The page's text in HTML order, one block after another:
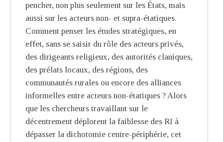
pencher, non plus seulement sur les États, mais
aussi sur les acteurs non- et supra-étatiques.
Comment penser les études stratégiques, en
effet, sans se saisir du rôle des acteurs privés,
des dirigeants religieux, des autorités claniques,
des prélats locaux, des régions, des
communautés rurales ou encore des alliances
informelles entre acteurs non-étatiques ? Alors
que les chercheurs travaillant sur le
décentrement déplorent la faiblesse des RI à
dépasser la dichotomie centre-périphérie, cet